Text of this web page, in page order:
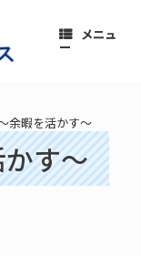
メニュ
ー
余暇を活かす〜
す〜